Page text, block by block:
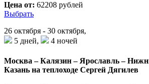
Цена от: 62208 рублей
Выбрать
26 октября - 30 октября,
5 дней,
4 ночей
Москва – Калязин – Ярославль –
Казань на теплоходе Сергей Дягилев